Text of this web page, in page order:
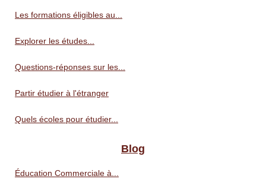
Les formations éligibles au...
Explorer les études...
Questions-réponses sur les...
Partir étudier à l'étranger
Quels écoles pour étudier...
Blog
Éducation Commerciale à...